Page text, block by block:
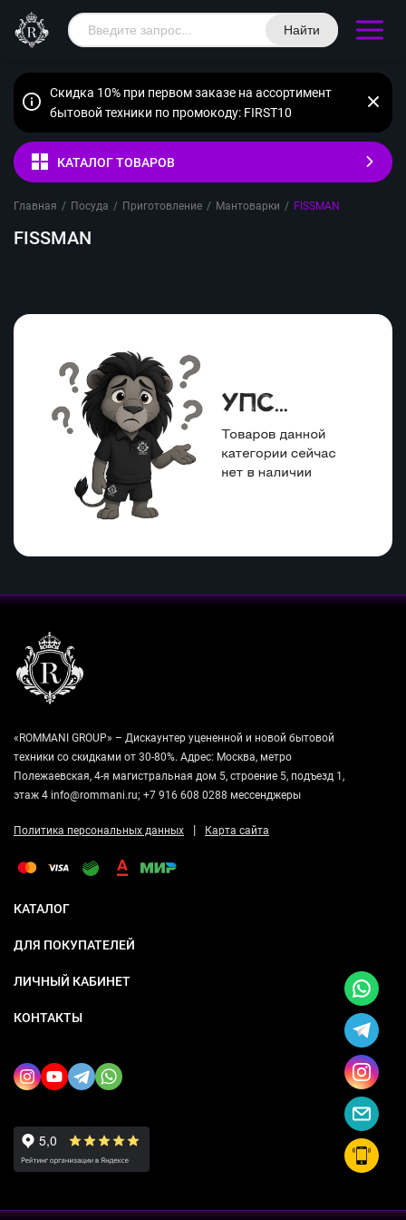
Найти
Скидка 10% при первом заказе на ассортимент
бытовой техники по промокоду: FIRST10
КАТАЛОГ ТОВАРОВ
Главная / Посуда / Приготовление / Мантоварки / FISSMAN
FISSMAN
«ROMMANI GROUP» – Дискаунтер уцененной и новой бытовой
техники со скидками от 30-80%. Адрес: Москва, метро
Полежаевская, 4-я магистральная дом 5, строение 5, подъезд 1,
этаж 4 info@rommani.ru; +7 916 608 0288 мессенджеры
Политика персональных данных | Карта сайта
КАТАЛОГ
ДЛЯ ПОКУПАТЕЛЕЙ
ЛИЧНЫЙ КАБИНЕТ
КОНТАКТЫ